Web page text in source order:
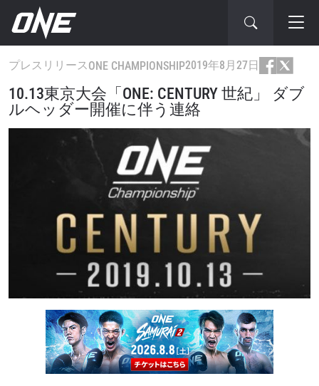
プレスリリース ONE CHAMPIONSHIP2019年8月27日
10.13東京大会「ONE: CENTURY 世紀」 ダブ
ルヘッダー開催に伴う連絡